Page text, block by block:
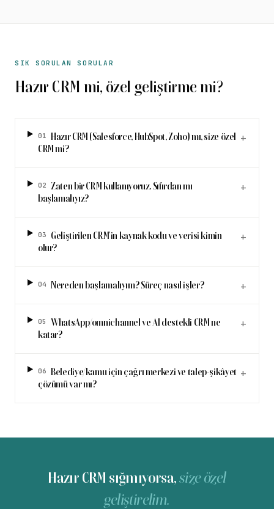
SIK SORULAN SORULAR
Hazır CRM mi, özel geliştirme mi?
01
Hazır CRM (Salesforce, HubSpot, Zoho) mı, size özel
CRM mi?
+
02
Zaten bir CRM kullanıyoruz. Sıfırdan mı
başlamalıyız?
+
03
Geliştirilen CRM’in kaynak kodu ve verisi kimin
olur?
+
04 Nereden başlamalıyım? Süreç nasıl işler? +
05
WhatsApp/omnichannel ve AI destekli CRM ne
katar?
+
06 Belediye/kamu için çağrı merkezi ve talep-şikâyet
çözümü var mı?
+
Hazır CRM sığmıyorsa,size özel
geliştirelim.